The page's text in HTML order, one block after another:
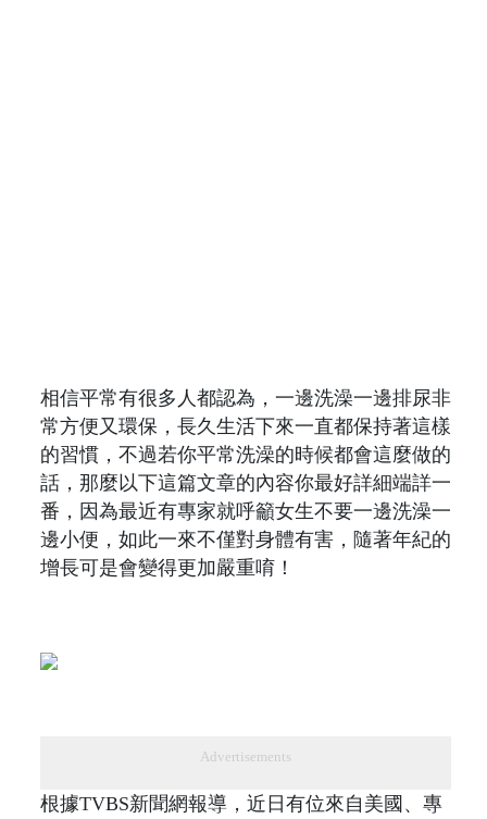
相信平常有很多人都認為，一邊洗澡一邊排尿非
常方便又環保，長久生活下來一直都保持著這樣
的習慣，不過若你平常洗澡的時候都會這麼做的
話，那麼以下這篇文章的內容你最好詳細端詳一
番，因為最近有專家就呼籲女生不要一邊洗澡一
邊小便，如此一來不僅對身體有害，隨著年紀的
增長可是會變得更加嚴重唷！
Advertisements
根據TVBS新聞網報導，近日有位來自美國、專